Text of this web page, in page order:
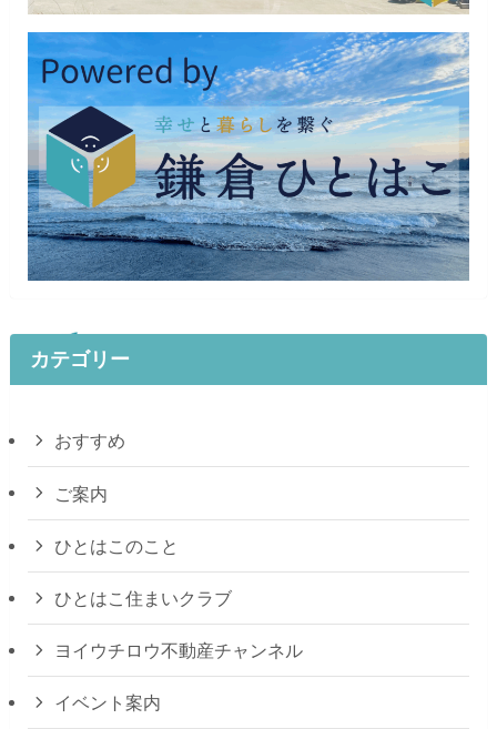
カテゴリー
おすすめ
ご案内
ひとはこのこと
ひとはこ住まいクラブ
ヨイウチロウ不動産チャンネル
イベント案内